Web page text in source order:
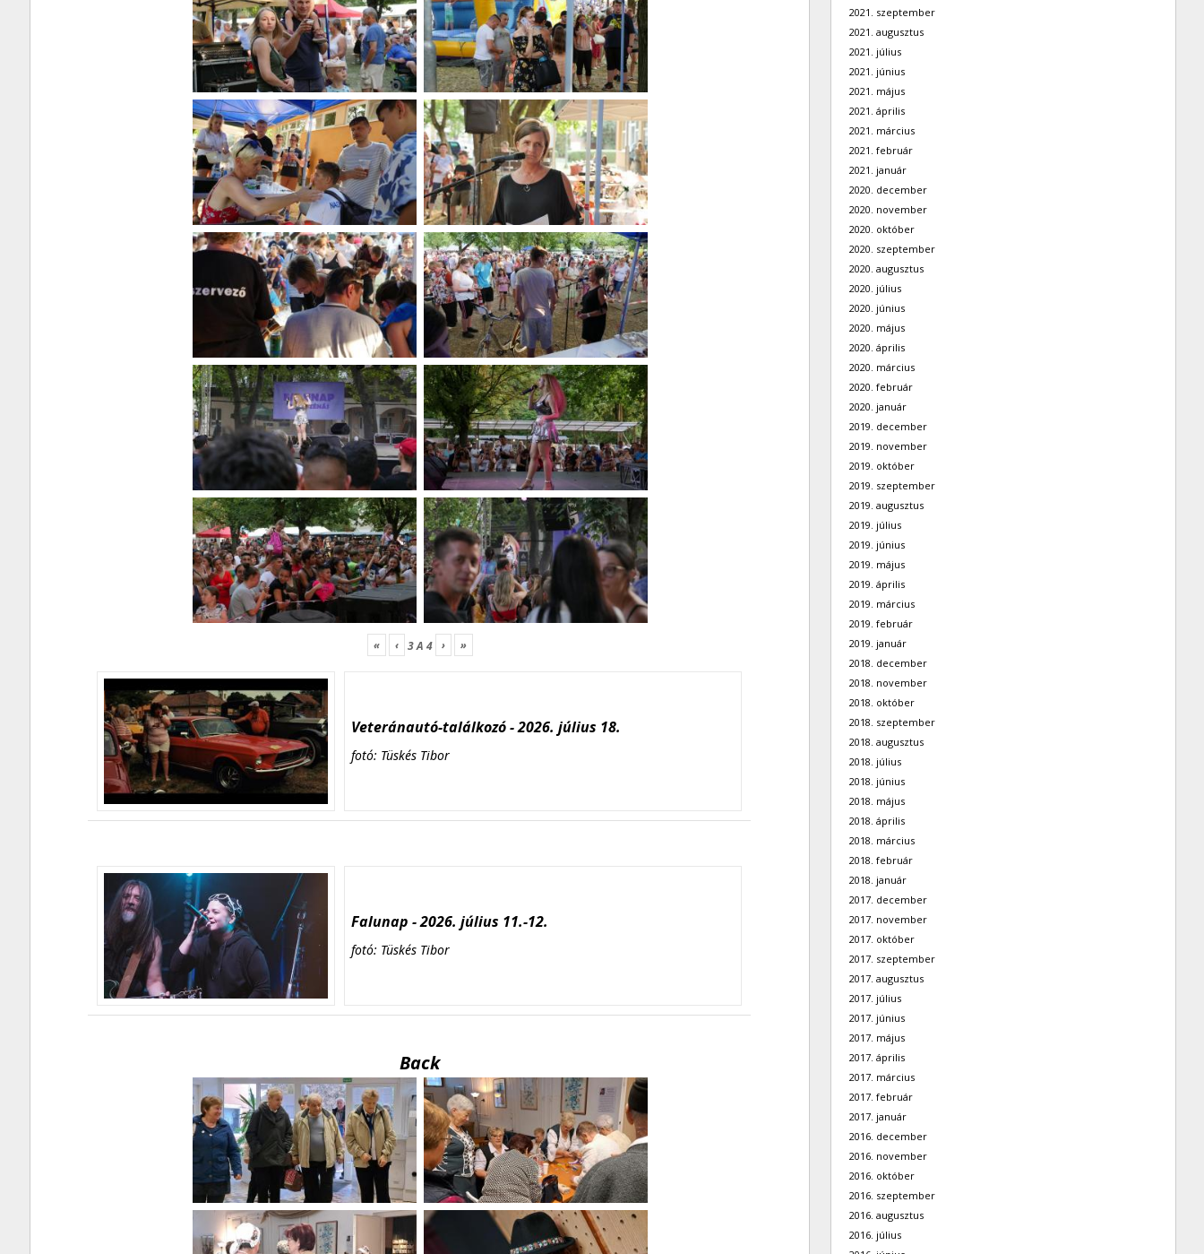
« ‹ 3A 4 › »
Veteránautó-találkozó - 2026. július 18.
fotó: Tüskés Tibor
Falunap - 2026. július 11.-12.
fotó: Tüskés Tibor
Back
2021. szeptember
2021. augusztus
2021. július
2021. június
2021. május
2021. április
2021. március
2021. február
2021. január
2020. december
2020. november
2020. október
2020. szeptember
2020. augusztus
2020. július
2020. június
2020. május
2020. április
2020. március
2020. február
2020. január
2019. december
2019. november
2019. október
2019. szeptember
2019. augusztus
2019. július
2019. június
2019. május
2019. április
2019. március
2019. február
2019. január
2018. december
2018. november
2018. október
2018. szeptember
2018. augusztus
2018. július
2018. június
2018. május
2018. április
2018. március
2018. február
2018. január
2017. december
2017. november
2017. október
2017. szeptember
2017. augusztus
2017. július
2017. június
2017. május
2017. április
2017. március
2017. február
2017. január
2016. december
2016. november
2016. október
2016. szeptember
2016. augusztus
2016. július